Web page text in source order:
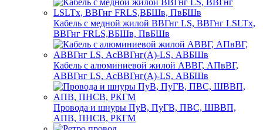
Кабель с медной жилой ВВГнг LS, ВВГнг LSLTx,
ВВГнг FRLS,ВБШв, ПвБШв
Кабель с алюминиевой жилой АВВГ, АПвВГ,
АВВГнг LS, АсВВГнг(А)-LS, АВБШв
Провода и шнуры ПуВ, ПуГВ, ПВС, ШВВП,
АПВ, ПНСВ, РКГМ